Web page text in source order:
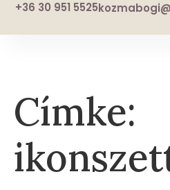
+36 30 951 5525
Címke: